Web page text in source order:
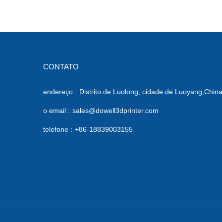
CONTATO
endereço : Distrito de Luolong, cidade de Luoyang,China
o email : sales@dowell3dprinter.com
telefone : +86-18839003155